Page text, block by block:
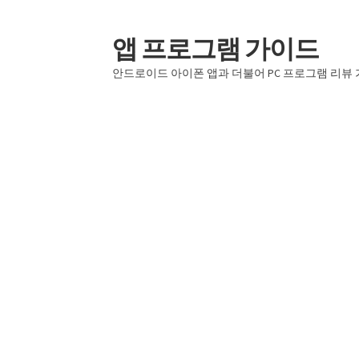
탐
색
으
컨
텐
츠
앱 프로그램 가이드
안드로이드 아이폰 앱과 더불어 PC 프로그램 리뷰